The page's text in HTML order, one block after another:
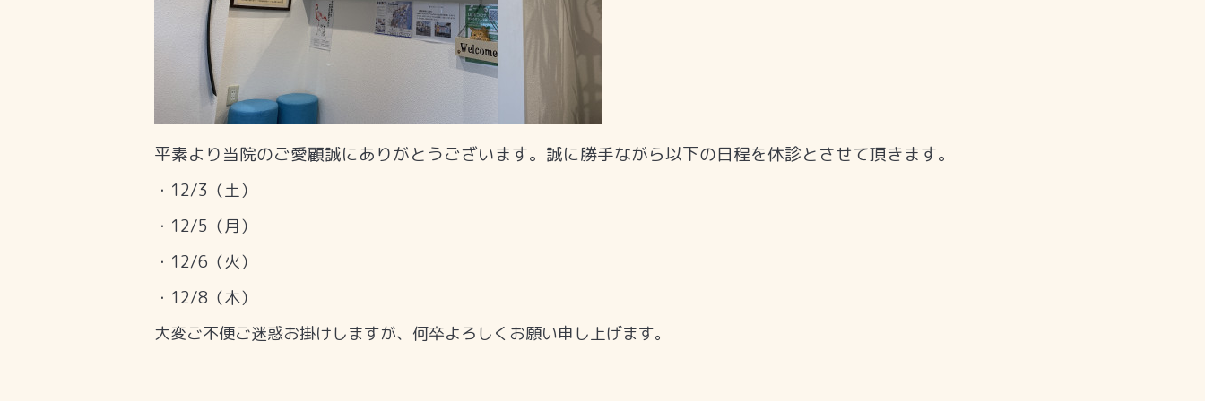
平素より当院のご愛顧誠にありがとうございます。誠に勝手ながら以下の日程を休診とさせて頂きます。
・12/3（土）
・12/5（月）
・12/6（火）
・12/8（木）
大変ご不便ご迷惑お掛けしますが、何卒よろしくお願い申し上げます。